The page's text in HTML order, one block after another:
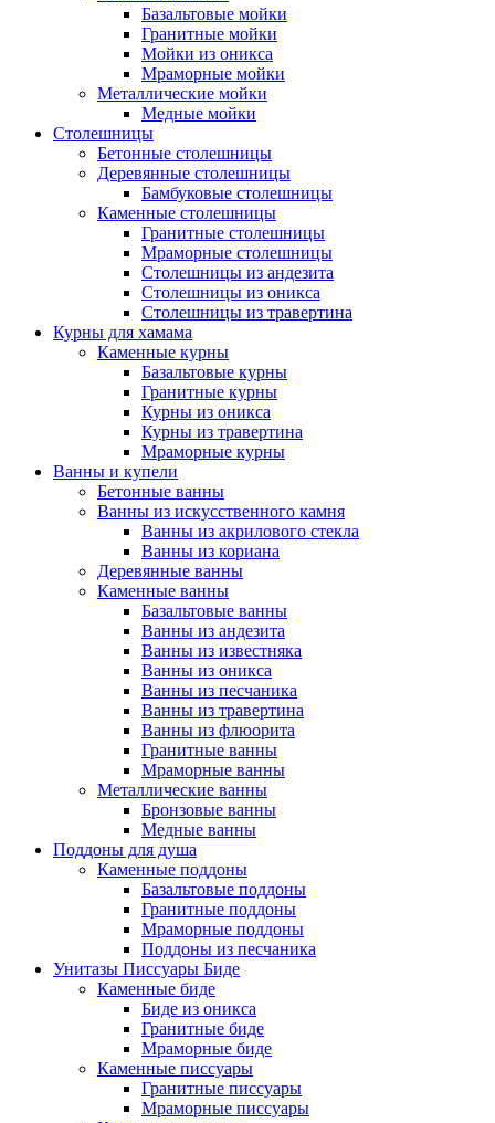
Базальтовые мойки
Гранитные мойки
Мойки из оникса
Мраморные мойки
Металлические мойки
Медные мойки
Столешницы
Бетонные столешницы
Деревянные столешницы
Бамбуковые столешницы
Каменные столешницы
Гранитные столешницы
Мраморные столешницы
Столешницы из андезита
Столешницы из оникса
Столешницы из травертина
Курны для хамама
Каменные курны
Базальтовые курны
Гранитные курны
Курны из оникса
Курны из травертина
Мраморные курны
Ванны и купели
Бетонные ванны
Ванны из искусственного камня
Ванны из акрилового стекла
Ванны из кориана
Деревянные ванны
Каменные ванны
Базальтовые ванны
Ванны из андезита
Ванны из известняка
Ванны из оникса
Ванны из песчаника
Ванны из травертина
Ванны из флюорита
Гранитные ванны
Мраморные ванны
Металлические ванны
Бронзовые ванны
Медные ванны
Поддоны для душа
Каменные поддоны
Базальтовые поддоны
Гранитные поддоны
Мраморные поддоны
Поддоны из песчаника
Унитазы Писсуары Биде
Каменные биде
Биде из оникса
Гранитные биде
Мраморные биде
Каменные писсуары
Гранитные писсуары
Мраморные писсуары